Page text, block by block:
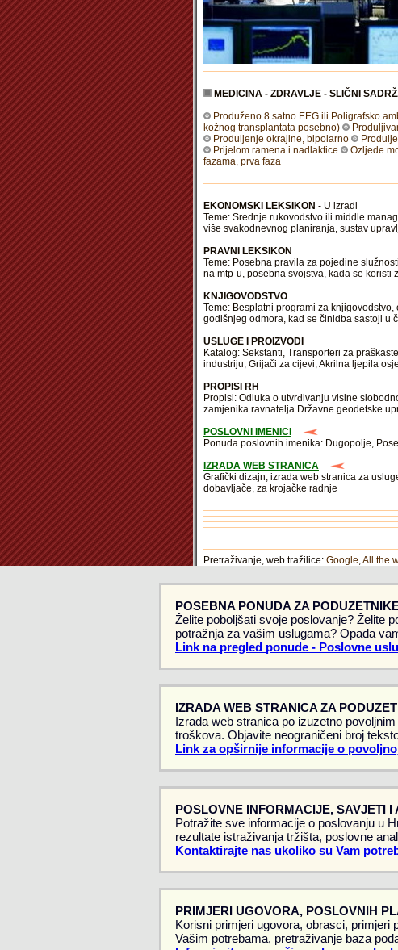
MEDICINA - ZDRAVLJE - SLIČNI
Produženo 8 satno EEG ili Poligrafsko
kožnog transplantata posebno)
Produljenje okrajine, bipolarno
Prijelom ramena i nadlaktice
Ozljede
fazama, prva faza
EKONOMSKI LEKSIKON - U izradi
Teme: Srednje rukovodstvo ili middle
više svakodnevnog planiranja, sustav
PRAVNI LEKSIKON
Teme: Posebna pravila za pojedine
na mtp-u, posebna svojstva, kada se koristi
KNJIGOVODSTVO
Teme: Besplatni programi za
godišnjeg odmora, kad se činidba sastoji u
USLUGE I PROIZVODI
Katalog: Sekstanti, Transporteri za
industriju, Grijači za cijevi, Akrilna ljepila
PROPISI RH
Propisi: Odluka o utvrđivanju visine
zamjenika ravnatelja Državne geodetske
POSLOVNI IMENICI
Ponuda poslovnih imenika: Dugopolje,
IZRADA WEB STRANICA
Grafički dizajn, izrada web stranica za
dobavljače, za krojačke radnje
Pretraživanje, web tražilice: Google,All the
POSEBNA PONUDA ZA
Želite poboljšati svoje poslovanje? Želite
potražnja za vašim uslugama? Opada
Link na pregled ponude - Poslovne
IZRADA WEB STRANICA ZA
Izrada web stranica po izuzetno
troškova. Objavite neograničeni broj
Link za opširnije informacije o
POSLOVNE INFORMACIJE, SAVJETI I
Potražite sve informacije o poslovanju u
rezultate istraživanja tržišta, poslovne
Kontaktirajte nas ukoliko su Vam
PRIMJERI UGOVORA, POSLOVNIH
Korisni primjeri ugovora, obrasci, primjeri
Vašim potrebama, pretraživanje baza